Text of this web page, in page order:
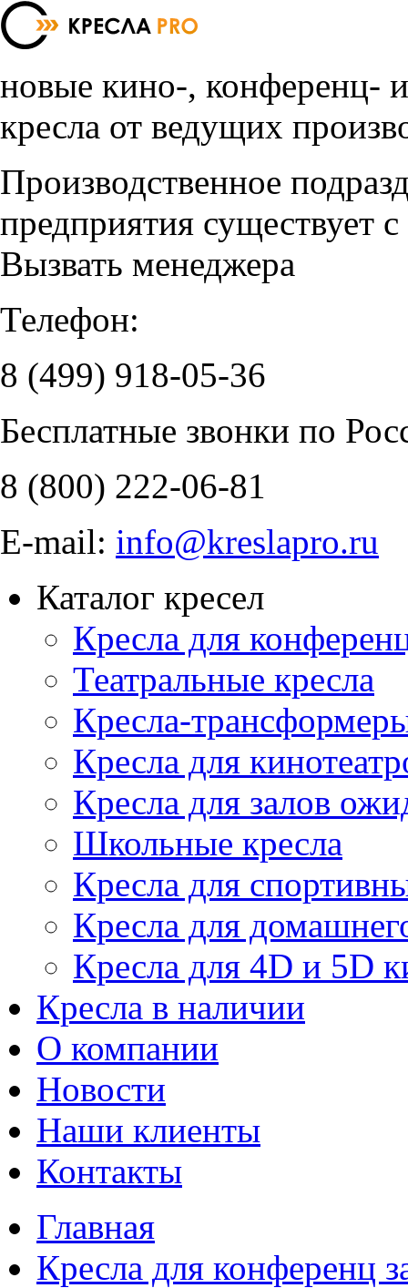
новые кино-, конференц-
кресла от ведущих
Производственное
предприятия существует
Вызвать менеджера
Телефон:
8 (499) 918-05-36
Бесплатные звонки по
8 (800) 222-06-81
E-mail: info@kreslapro.ru
Каталог кресел
Кресла для
Театральные кресла
Кресла-
Кресла для
Кресла для залов
Школьные кресла
Кресла для
Кресла для
Кресла для 4D и 5D
Кресла в наличии
О компании
Новости
Наши клиенты
Контакты
Главная
Кресла для конференц